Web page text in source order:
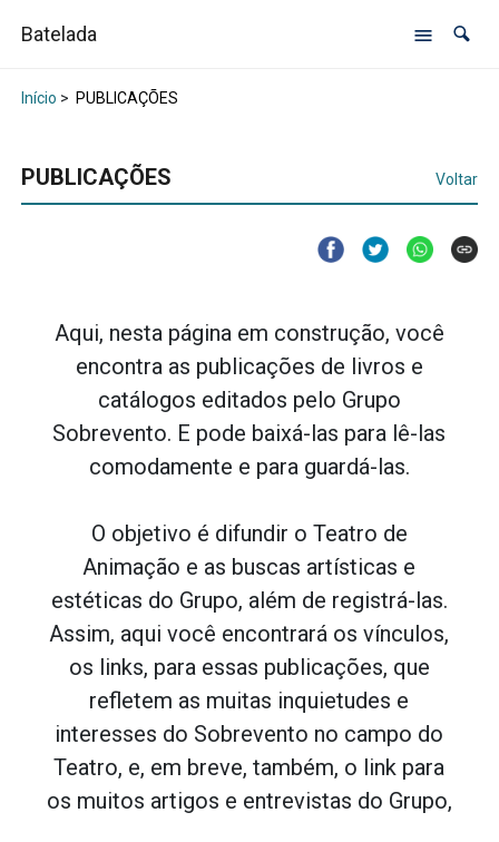
Batelada
Início > PUBLICAÇÕES
PUBLICAÇÕES Voltar
Aqui, nesta página em construção, você
encontra as publicações de livros e
catálogos editados pelo Grupo
Sobrevento. E pode baixá-las para lê-las
comodamente e para guardá-las.
O objetivo é difundir o Teatro de
Animação e as buscas artísticas e
estéticas do Grupo, além de registrá-las.
Assim, aqui você encontrará os vínculos,
os links, para essas publicações, que
refletem as muitas inquietudes e
interesses do Sobrevento no campo do
Teatro, e, em breve, também, o link para
os muitos artigos e entrevistas do Grupo,